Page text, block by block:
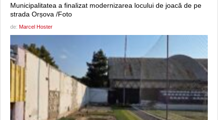
Municipalitatea a finalizat modernizarea locului de joacă de pe
strada Orșova /Foto
de: Marcel Hoster